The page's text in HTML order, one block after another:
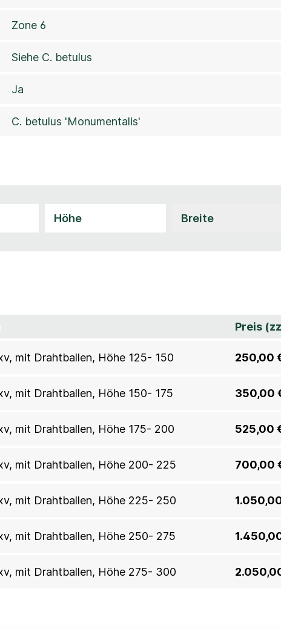
Zone 6
Siehe C. betulus
Ja
C. betulus 'Monumentalis'
Preis
mit Drahtballen, Höhe 125- 150 250,00
mit Drahtballen, Höhe 150- 175 350,00
mit Drahtballen, Höhe 175- 200 525,00
mit Drahtballen, Höhe 200- 225 700,00
mit Drahtballen, Höhe 225- 250
mit Drahtballen, Höhe 250- 275
mit Drahtballen, Höhe 275- 300